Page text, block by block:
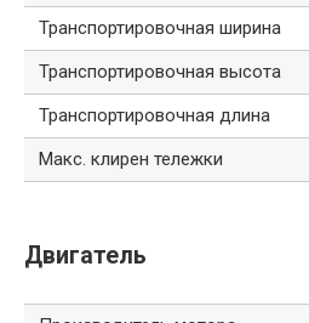
Транспортировочная ширина
Транспортировочная высота
Транспортировочная длина
Макс. клирен тележки
Двигатель